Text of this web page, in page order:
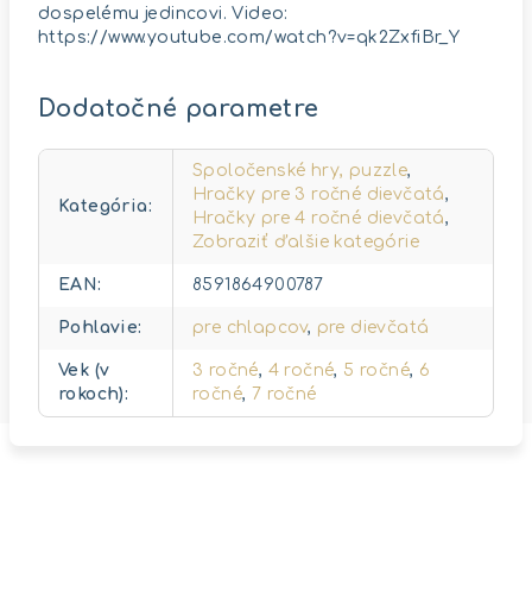
dospelému jedincovi. Video:
https://www.youtube.com/watch?v=qk2ZxfiBr_Y
Dodatočné parametre
Kategória:
Spoločenské hry, puzzle,
Hračky pre 3 ročné dievčatá,
Hračky pre 4 ročné dievčatá,
Zobraziť ďalšie kategórie
EAN: 8591864900787
Pohlavie: pre chlapcov, pre dievčatá
Vek (v
rokoch):
3 ročné, 4 ročné, 5 ročné, 6
ročné, 7 ročné